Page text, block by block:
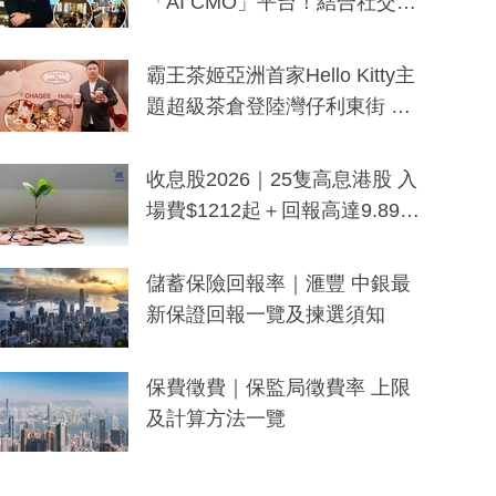
分鐘生成「貼地」宣傳短片
霸王茶姬亞洲首家Hello Kitty主
題超級茶倉登陸灣仔利東街 推
y及香港限定特調系列
收息股2026｜25隻高息港股 入
場費$1212起＋回報高達9.89
儲蓄保險回報率｜滙豐 中銀最
新保證回報一覽及揀選須知
保費徵費｜保監局徵費率 上限
及計算方法一覽